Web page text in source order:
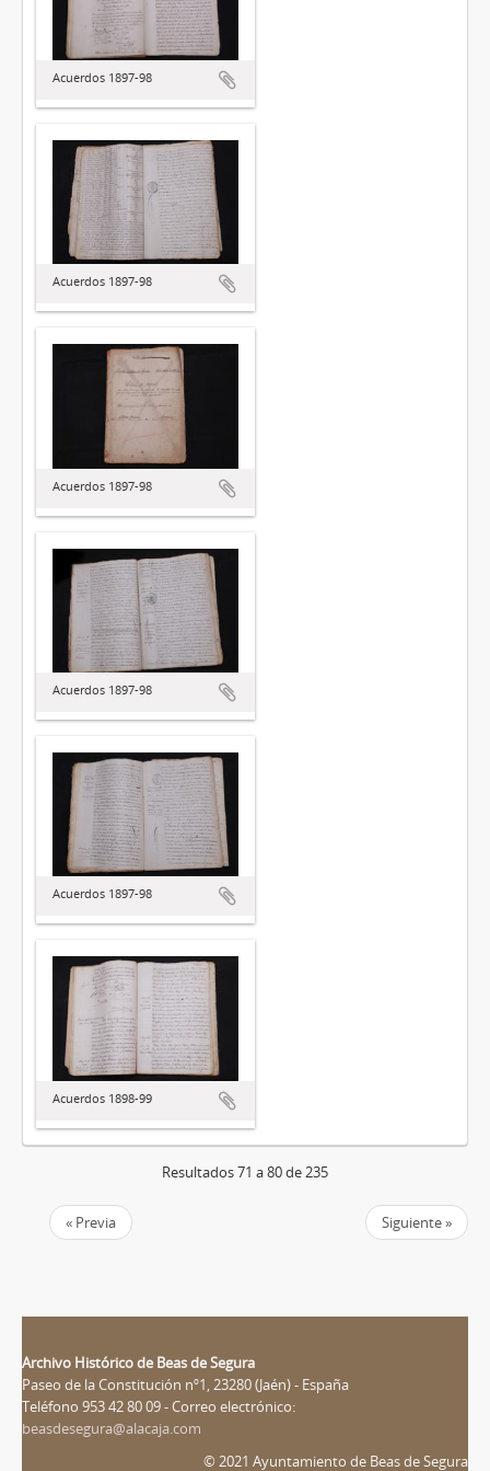
Acuerdos 1897-98
Acuerdos 1897-98
Acuerdos 1897-98
Acuerdos 1897-98
Acuerdos 1897-98
Acuerdos 1898-99
Resultados 71 a 80 de 235
« Previa Siguiente »
Archivo Histórico de Beas de Segura
Paseo de la Constitución nº1, 23280 (Jaén) - España
Teléfono 953 42 80 09 - Correo electrónico:
beasdesegura@alacaja.com
© 2021 Ayuntamiento de Beas de Segura